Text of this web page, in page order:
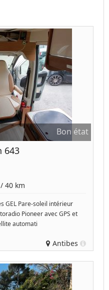
Bon état
643
40 km
GEL Pare-soleil intérieur
Pioneer avec GPS et
automati
Antibes